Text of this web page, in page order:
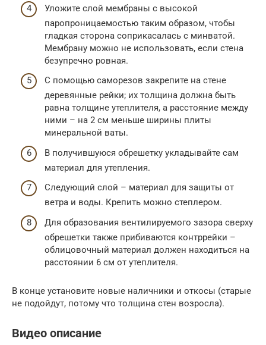
Уложите слой мембраны с высокой
паропроницаемостью таким образом, чтобы
гладкая сторона соприкасалась с минватой.
Мембрану можно не использовать, если стена
безупречно ровная.
С помощью саморезов закрепите на стене
деревянные рейки; их толщина должна быть
равна толщине утеплителя, а расстояние между
ними – на 2 см меньше ширины плиты
минеральной ваты.
В получившуюся обрешетку укладывайте сам
материал для утепления.
Следующий слой – материал для защиты от
ветра и воды. Крепить можно степлером.
Для образования вентилируемого зазора сверху
обрешетки также прибиваются контррейки –
облицовочный материал должен находиться на
расстоянии 6 см от утеплителя.
В конце установите новые наличники и откосы (старые
не подойдут, потому что толщина стен возросла).
Видео описание